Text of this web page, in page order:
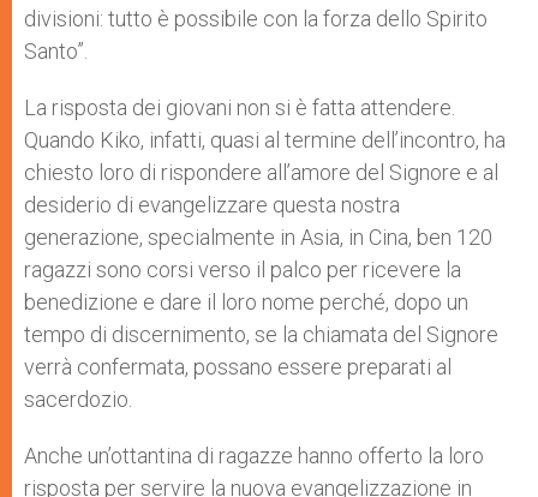
divisioni: tutto è possibile con la forza dello Spirito
Santo”.
La risposta dei giovani non si è fatta attendere.
Quando Kiko, infatti, quasi al termine dell’incontro, ha
chiesto loro di rispondere all’amore del Signore e al
desiderio di evangelizzare questa nostra
generazione, specialmente in Asia, in Cina, ben 120
ragazzi sono corsi verso il palco per ricevere la
benedizione e dare il loro nome perché, dopo un
tempo di discernimento, se la chiamata del Signore
verrà confermata, possano essere preparati al
sacerdozio.
Anche un’ottantina di ragazze hanno offerto la loro
risposta per servire la nuova evangelizzazione in